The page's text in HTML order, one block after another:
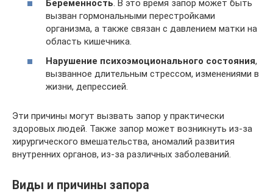
Беременность. В это время запор может быть
вызван гормональными перестройками
организма, а также связан с давлением матки на
область кишечника.
Нарушение психоэмоционального состояния,
вызванное длительным стрессом, изменениями в
жизни, депрессией.
Эти причины могут вызвать запор у практически
здоровых людей. Также запор может возникнуть из-за
хирургического вмешательства, аномалий развития
внутренних органов, из-за различных заболеваний.
Виды и причины запора